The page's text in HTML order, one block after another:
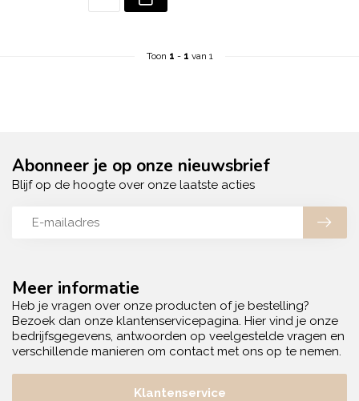
Toon 1 - 1 van 1
Meer informatie
Heb je vragen over onze producten of je bestelling?
Bezoek dan onze klantenservicepagina. Hier vind je onze
bedrijfsgegevens, antwoorden op veelgestelde vragen en
verschillende manieren om contact met ons op te nemen.
Klantenservice
Abonneer je op onze nieuwsbrief
Blijf op de hoogte over onze laatste acties